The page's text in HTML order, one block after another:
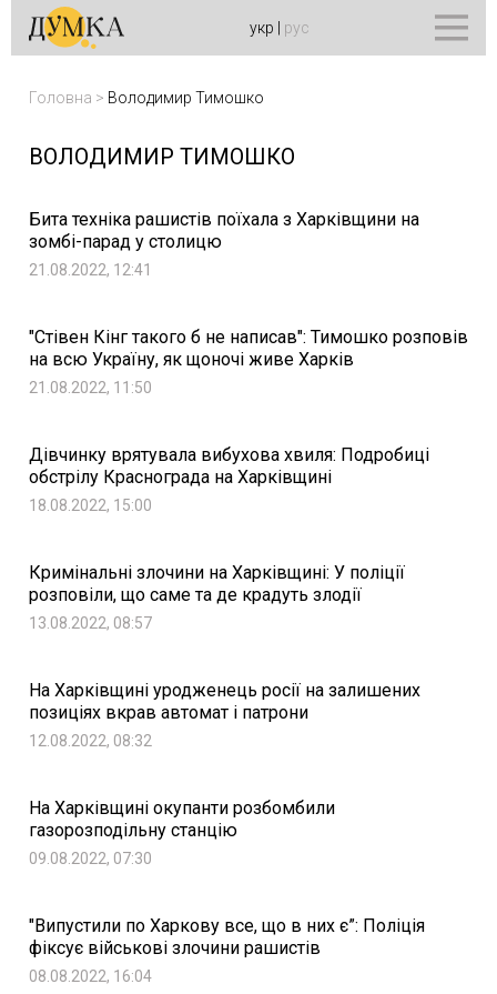
укр рус
Головна > Володимир Тимошко
ВОЛОДИМИР ТИМОШКО
Бита техніка рашистів поїхала з Харківщини на
зомбі-парад у столицю
21.08.2022, 12:41
"Стівен Кінг такого б не написав": Тимошко розповів
на всю Україну, як щоночі живе Харків
21.08.2022, 11:50
Дівчинку врятувала вибухова хвиля: Подробиці
обстрілу Краснограда на Харківщині
18.08.2022, 15:00
Кримінальні злочини на Харківщині: У поліції
розповіли, що саме та де крадуть злодії
13.08.2022, 08:57
На Харківщині уродженець росії на залишених
позиціях вкрав автомат і патрони
12.08.2022, 08:32
На Харківщині окупанти розбомбили
газорозподільну станцію
09.08.2022, 07:30
"Випустили по Харкову все, що в них є”: Поліція
фіксує військові злочини рашистів
08.08.2022, 16:04